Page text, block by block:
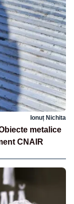
Ionuț Nichita
metalice
CNAIR